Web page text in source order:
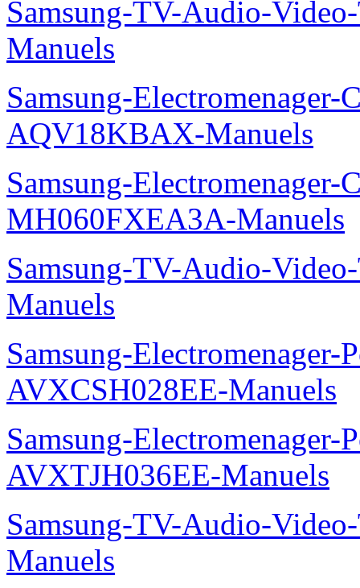
Samsung-TV-Audio-
Manuels
Samsung-Electromenager-
AQV18KBAX-Manuels
Samsung-Electromenager-
MH060FXEA3A-Manuels
Samsung-TV-Audio-
Manuels
Samsung-
AVXCSH028EE-Manuels
Samsung-
AVXTJH036EE-Manuels
Samsung-TV-Audio-
Manuels